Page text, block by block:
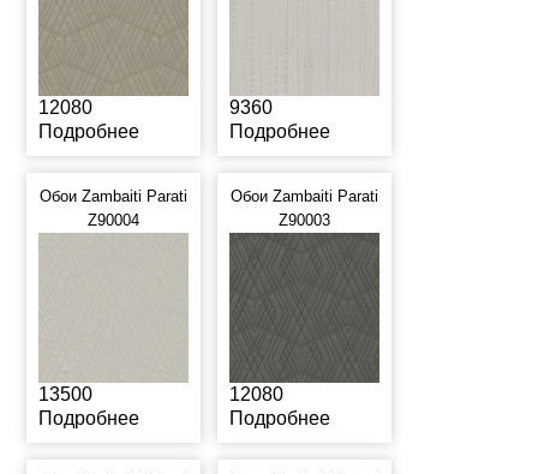
12080
Подробнее
9360
Подробнее
Обои Zambaiti Parati
Z90004
13500
Подробнее
Обои Zambaiti Parati
Z90003
12080
Подробнее